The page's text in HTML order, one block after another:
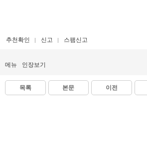
추천확인 신고 스팸신고
메뉴 인장보기
목록 본문 이전